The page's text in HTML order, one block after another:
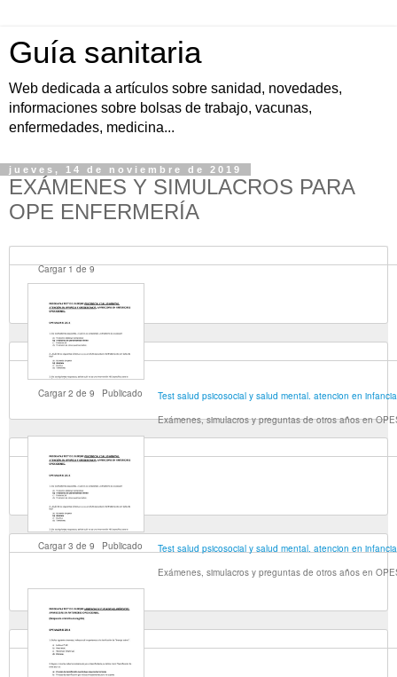
Guía sanitaria
Web dedicada a artículos sobre sanidad, novedades,
informaciones sobre bolsas de trabajo, vacunas,
enfermedades, medicina...
jueves, 14 de noviembre de 2019
EXÁMENES Y SIMULACROS PARA
OPE ENFERMERÍA
Cargar1de9
Test salud psicosocial y salud mental. atencion en
Exámenes, simulacros y preguntas de otros años en
Cargar2 de 9 Publicado
Test salud psicosocial y salud mental. atencion en
Exámenes, simulacros y preguntas de otros años en
Cargar3 de 9 Publicado